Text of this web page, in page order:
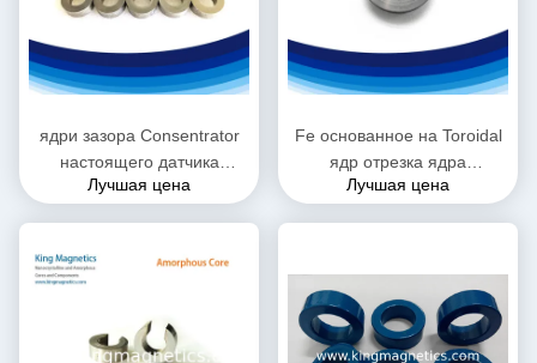
ядри зазора Consentrator
настоящего датчика
эффекта Холла 1000A
Лучшая цена
Fe основанное на Toroidal
ядр отрезка ядра
Nanocrystalline
Лучшая цена